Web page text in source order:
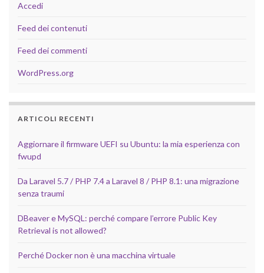
Accedi
Feed dei contenuti
Feed dei commenti
WordPress.org
ARTICOLI RECENTI
Aggiornare il firmware UEFI su Ubuntu: la mia esperienza con
fwupd
Da Laravel 5.7 / PHP 7.4 a Laravel 8 / PHP 8.1: una migrazione
senza traumi
DBeaver e MySQL: perché compare l’errore Public Key
Retrieval is not allowed?
Perché Docker non è una macchina virtuale